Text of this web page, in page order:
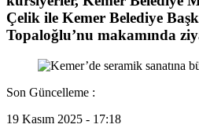
Çelik ile Kemer Belediye
Topaloğlu’nu makamında
Son Güncelleme :
19 Kasım 2025 - 17:18